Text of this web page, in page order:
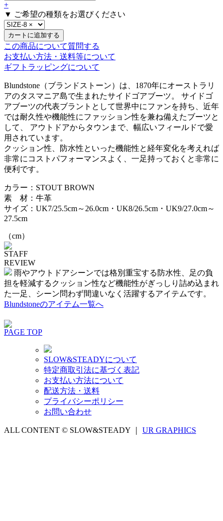
+
▼ ご希望の種類をお選びください
この商品について質問する
お支払い方法・送料等について
ギフトラッピングについて
Blundstone（ブランドストーン）は、1870年にオーストラリ
アのタスマニア島で生まれたサイドゴアブーツ。 サイドゴ
アブーツの代表ブラントとして世界中にファンを持ち、近年
では耐久性や機能性にファッション性を兼ね備えたブーツと
して、 アウトドアからタウンまで、幅広いフィールドで愛
用されています。
クッション性、防水性といった機能性と経年変化を考えれば
非常にコストパフォーマンスよく、一足持っておくと非常に
便利です。
カラー：STOUT BROWN
素 材：牛革
サイズ：UK7/25.5cm～26.0cm・UK8/26.5cm・UK9/27.0cm～
27.5cm
（cm）
STAFF
REVIEW
雨やアウトドアシーンでは格別重宝する防水性、足の負
担を軽減するクッション性など機能性がぎっしり詰め込まれ
た一足、シーン問わず間違いなく活躍するアイテムです。
Blundstoneのアイテム一覧へ
PAGE TOP
SLOW&STEADYについて
特定商取引法に基づく表記
お支払い方法について
配送方法・送料
プライバシーポリシー
お問い合わせ
ALL CONTENT © SLOW&STEADY ｜ UR GRAPHICS